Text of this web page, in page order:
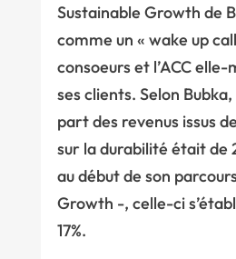
Sustainable Growth de
comme un « wake up
consoeurs et l’ACC
ses clients. Selon
part des revenus issus
sur la durabilité était de
au début de son
Growth -, celle-ci
17%.